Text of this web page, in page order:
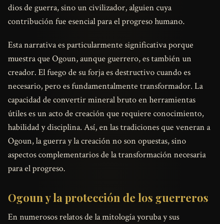
dios de guerra, sino un civilizador, alguien cuya
contribución fue esencial para el progreso humano.
Esta narrativa es particularmente significativa porque
muestra que Ogoun, aunque guerrero, es también un
creador. El fuego de su forja es destructivo cuando es
necesario, pero es fundamentalmente transformador. La
capacidad de convertir mineral bruto en herramientas
útiles es un acto de creación que requiere conocimiento,
habilidad y disciplina. Así, en las tradiciones que veneran a
Ogoun, la guerra y la creación no son opuestas, sino
aspectos complementarios de la transformación necesaria
para el progreso.
Ogoun y la protección de los guerreros
En numerosos relatos de la mitología yoruba y sus